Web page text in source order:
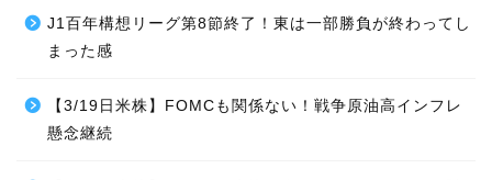
J1百年構想リーグ第8節終了！東は一部勝負が終わってし
まった感
【3/19日米株】FOMCも関係ない！戦争原油高インフレ
懸念継続